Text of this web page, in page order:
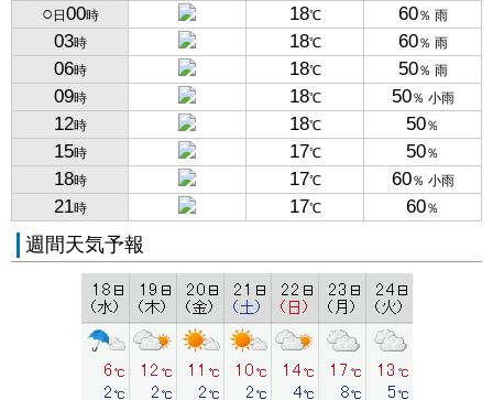
○ 日 00時 18℃ 60％ 雨
03時 18℃ 60％ 雨
06時 18℃ 50％ 雨
09時 18℃ 50％ 小雨
12時 18℃ 50％
15時 17℃ 50％
18時 17℃ 60％ 小雨
21時 17℃ 60％
週間天気予報